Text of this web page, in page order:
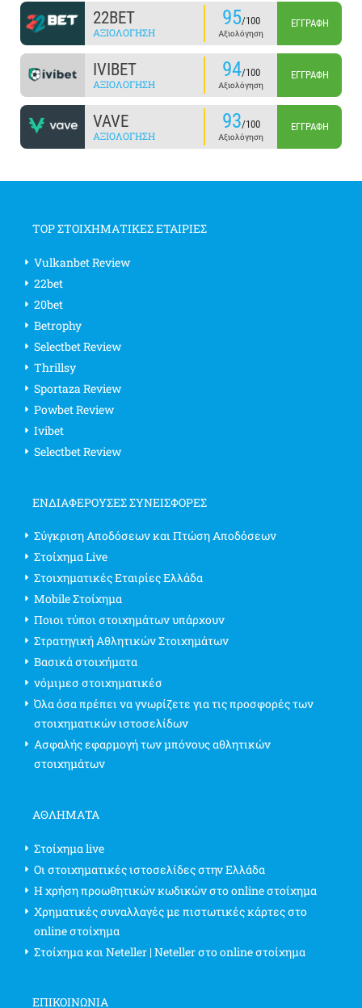
22BET
ΑΞΙΟΛΌΓΗΣΗ
95/100
Αξιολόγηση
ΕΓΓΡΑΦΉ
IVIBET
ΑΞΙΟΛΌΓΗΣΗ
94/100
Αξιολόγηση
ΕΓΓΡΑΦΉ
VAVE
ΑΞΙΟΛΌΓΗΣΗ
93/100
Αξιολόγηση
ΕΓΓΡΑΦΉ
TOP ΣΤΟΙΧΗΜΑΤΙΚΕΣ ΕΤΑΙΡΙΕΣ
Vulkanbet Review
22bet
20bet
Betrophy
Selectbet Review
Thrillsy
Sportaza Review
Powbet Review
Ivibet
Selectbet Review
ΕΝΔΙΑΦΈΡΟΥΣΕΣ ΣΥΝΕΙΣΦΟΡΈΣ
Σύγκριση Αποδόσεων και Πτώση Αποδόσεων
Στοίχημα Live
Στοιχηματικές Εταιρίες Ελλάδα
Mobile Στοίχημα
Ποιοι τύποι στοιχημάτων υπάρχουν
Στρατηγική Αθλητικών Στοιχημάτων
Βασικά στοιχήματα
νόμιμεσ στοιχηματικέσ
Όλα όσα πρέπει να γνωρίζετε για τις προσφορές των
στοιχηματικών ιστοσελίδων
Ασφαλής εφαρμογή των μπόνους αθλητικών
στοιχημάτων
ΑΘΛΗΜΑΤΑ
Στοίχημα live
Οι στοιχηματικές ιστοσελίδες στην Ελλάδα
Η χρήση προωθητικών κωδικών στο online στοίχημα
Χρηματικές συναλλαγές με πιστωτικές κάρτες στο
online στοίχημα
Στοίχημα και Neteller | Neteller στο online στοίχημα
ΕΠΙΚΟΙΝΩΝΊΑ